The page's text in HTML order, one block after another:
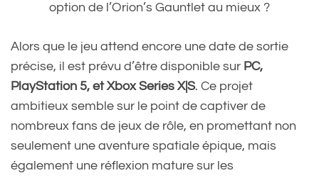
option de l’Orion’s Gauntlet au mieux ?
Alors que le jeu attend encore une date de sortie
précise, il est prévu d’être disponible sur PC,
PlayStation 5, et Xbox Series X|S. Ce projet
ambitieux semble sur le point de captiver de
nombreux fans de jeux de rôle, en promettant non
seulement une aventure spatiale épique, mais
également une réflexion mature sur les